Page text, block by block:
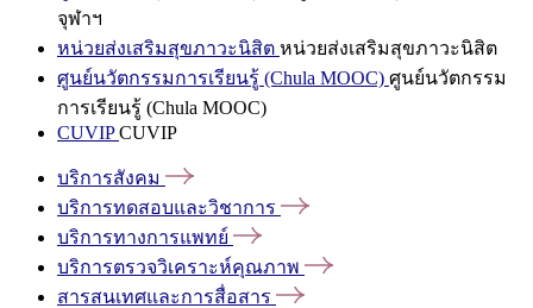
จุฬาฯ
หน่วยส่งเสริมสุขภาวะนิสิต หน่วยส่งเสริมสุขภาวะนิสิต
ศูนย์นวัตกรรมการเรียนรู้ (Chula MOOC) ศูนย์นวัตกรรม
การเรียนรู้ (Chula MOOC)
CUVIPCUVIP
บริการสังคม
บริการทดสอบและวิชาการ
บริการทางการแพทย์
บริการตรวจวิเคราะห์คุณภาพ
สารสนเทศและการสื่อสาร